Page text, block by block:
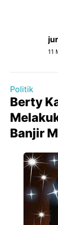
11
Politik
Berty
Banjir